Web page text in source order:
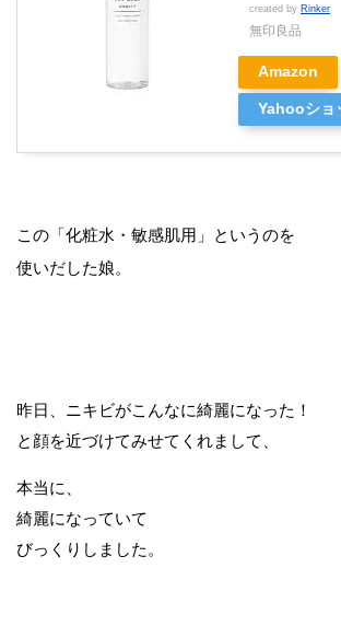
created by Rinker
無印良品
Amazon
Yahooショ
この「化粧水・敏感肌用」というのを
使いだした娘。
昨日、ニキビがこんなに綺麗になった！
と顔を近づけてみせてくれまして、
本当に、
綺麗になっていて
びっくりしました。